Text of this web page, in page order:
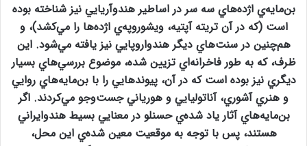
بن‌مايه‌ي اژده‌هاي سه سر در اساطير هندوآريايي نيز شناخته بوده
است (كه در آن تريته آپتيه، ويشوروپه‌ي اژده‌ها را مي‌كشد)، و
هم‌چنين در سنت‌هاي ديگر هندواروپايي نيز يافته مي‌شود. اين
ظرف، كه به طور فاخرانه‌اي تزيين شده، موضوع بررسي‌هاي بسيار
ديگري نيز بوده است كه در آن، پيوندهايي را با بن‌مايه‌هاي روايي
و هنري آشوري، آناتوليايي و هورياني جست‌وجو مي‌كردند. اگر
بن‌مايه‌هاي آثار ياد شده‌ي حسنلو در معنايي بسيط هندوايراني
هستند، پس با توجه به موقعيت معين شده‌ي اين محل،